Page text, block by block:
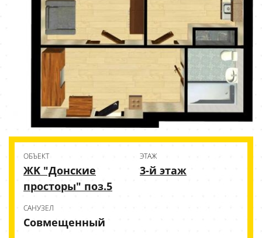
ОБЪЕКТ
ЖK "Донские
просторы" поз.5
ЭТАЖ
3-й этаж
CАНУЗЕЛ
Совмещенный